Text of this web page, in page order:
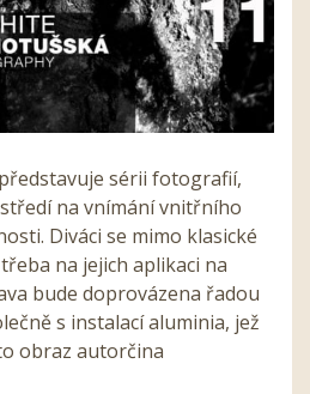
sérii fotografií,
na vnímání vnitřního
Diváci se mimo klasické
na jejich aplikaci na
bude doprovázena řadou
s instalací aluminia, jež
obraz autorčina